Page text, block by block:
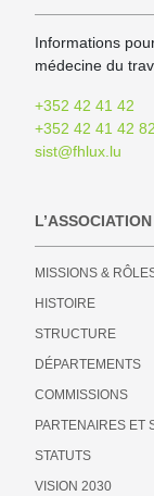
Informations
médecine du
+352 42 41 42
+352 42 41 42 82
sist@fhlux.lu
L’ASSOCIATION
MISSIONS &
HISTOIRE
STRUCTURE
DÉPARTEMENTS
COMMISSIONS
PARTENAIRES ET
STATUTS
VISION 2030